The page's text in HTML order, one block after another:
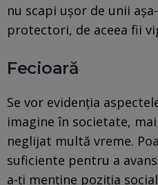
nu scapi ușor de unii
protectori, de aceea fii
Fecioară
Se vor evidenția
imagine în societate,
neglijat multă vreme.
suficiente pentru a
a-ți menține poziția